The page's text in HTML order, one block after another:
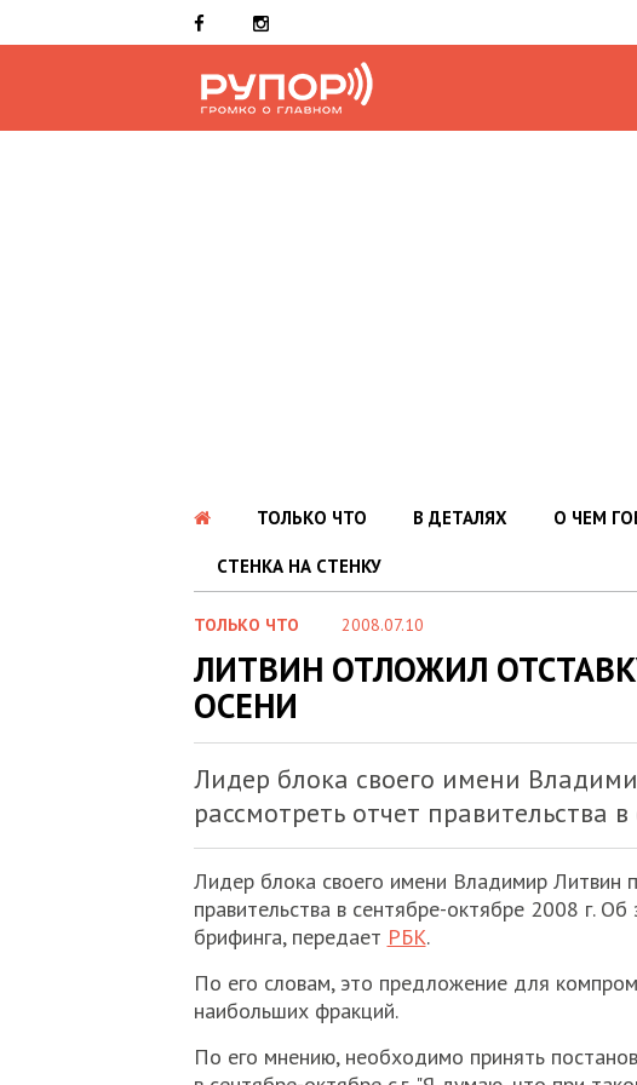
ТОЛЬКО ЧТО В ДЕТАЛЯХ О ЧЕМ
СТЕНКА НА СТЕНКУ
ТОЛЬКО ЧТО 2008.07.10
ЛИТВИН ОТЛОЖИЛ
ОСЕНИ
Лидер блока своего имени
рассмотреть отчет правительства
Лидер блока своего имени Владимир Литвин
правительства в сентябре-октябре 2008 г.
брифинга, передает РБК.
По его словам, это предложение для
наибольших фракций.
По его мнению, необходимо принять